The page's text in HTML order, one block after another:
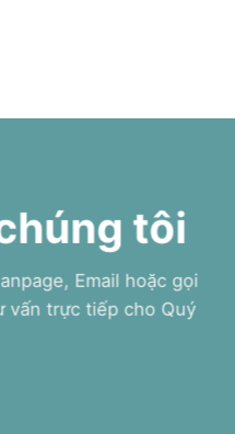
tôi
Email hoặc gọi
vấn trực tiếp cho Quý